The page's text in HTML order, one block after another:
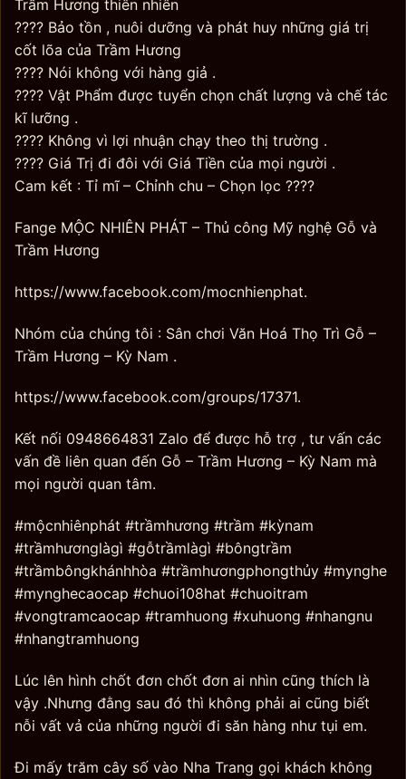
Trầm Hương thiên nhiên
???? Bảo tồn , nuôi dưỡng và phát huy những giá trị
cốt lõa của Trầm Hương
???? Nói không với hàng giả .
???? Vật Phẩm được tuyển chọn chất lượng và chế tác
kĩ lưỡng .
???? Không vì lợi nhuận chạy theo thị trường .
???? Giá Trị đi đôi với Giá Tiền của mọi người .
Cam kết : Tỉ mĩ – Chỉnh chu – Chọn lọc ????
Fange MỘC NHIÊN PHÁT – Thủ công Mỹ nghệ Gỗ và
Trầm Hương
https://www.facebook.com/mocnhienphat.
Nhóm của chúng tôi : Sân chơi Văn Hoá Thọ Trì Gỗ –
Trầm Hương – Kỳ Nam .
https://www.facebook.com/groups/17371.
Kết nối 0948664831 Zalo để được hỗ trợ , tư vấn các
vấn đề liên quan đến Gỗ – Trầm Hương – Kỳ Nam mà
mọi người quan tâm.
#mộcnhiênphát #trầmhương #trầm #kỳnam
#trầmhươnglàgì #gỗtrầmlàgì #bôngtrầm
#trầmbôngkhánhhòa #trầmhươngphongthủy #mynghe
#mynghecaocap #chuoi108hat #chuoitram
#vongtramcaocap #tramhuong #xuhuong #nhangnu
#nhangtramhuong
Lúc lên hình chốt đơn chốt đơn ai nhìn cũng thích là
vậy .Nhưng đằng sau đó thì không phải ai cũng biết
nỗi vất vả của những người đi săn hàng như tụi em.
Đi mấy trăm cây số vào Nha Trang gọi khách không